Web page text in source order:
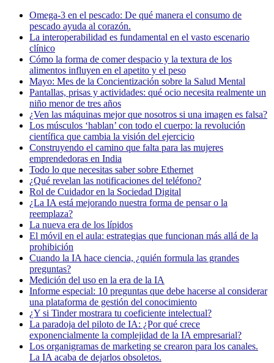
Omega-3 en el pescado: De qué manera el consumo de
pescado ayuda al corazón.
La interoperabilidad es fundamental en el vasto escenario
clínico
Cómo la forma de comer despacio y la textura de los
alimentos influyen en el apetito y el peso
Mayo: Mes de la Concientización sobre la Salud Mental
Pantallas, prisas y actividades: qué ocio necesita realmente un
niño menor de tres años
¿Ven las máquinas mejor que nosotros si una imagen es falsa?
Los músculos ‘hablan’ con todo el cuerpo: la revolución
científica que cambia la visión del ejercicio
Construyendo el camino que falta para las mujeres
emprendedoras en India
Todo lo que necesitas saber sobre Ethernet
¿Qué revelan las notificaciones del teléfono?
Rol de Cuidador en la Sociedad Digital
¿La IA está mejorando nuestra forma de pensar o la
reemplaza?
La nueva era de los lípidos
El móvil en el aula: estrategias que funcionan más allá de la
prohibición
Cuando la IA hace ciencia, ¿quién formula las grandes
preguntas?
Medición del uso en la era de la IA
Informe especial: 10 preguntas que debe hacerse al considerar
una plataforma de gestión del conocimiento
¿Y si Tinder mostrara tu coeficiente intelectual?
La paradoja del piloto de IA: ¿Por qué crece
exponencialmente la complejidad de la IA empresarial?
Los organigramas de marketing se crearon para los canales.
La IA acaba de dejarlos obsoletos.